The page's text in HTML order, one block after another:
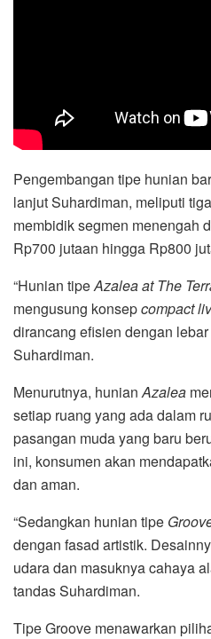
Pengembangan tipe hunian
lanjut Suhardiman, meliputi
membidik segmen menengah
Rp700 jutaan hingga Rp800
“Hunian tipeAzalea at The
mengusung konsepcompact
dirancang efisien dengan lebar
Suhardiman.
Menurutnya, hunianAzalea
setiap ruang yang ada dalam
pasangan muda yang baru
ini, konsumen akan
dan aman.
“Sedangkan hunian tipe
dengan fasad artistik.
udara dan masuknya cahaya
tandas Suhardiman.
Tipe Groove menawarkan